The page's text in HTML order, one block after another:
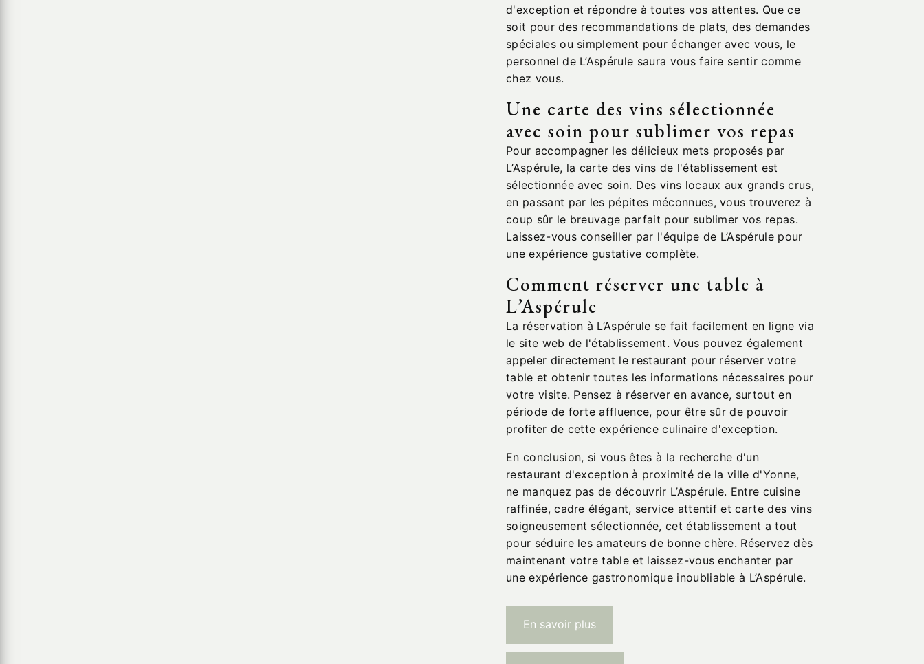
d'exception et répondre à toutes vos attentes. Que ce
soit pour des recommandations de plats, des demandes
spéciales ou simplement pour échanger avec vous, le
personnel de L’Aspérule saura vous faire sentir comme
chez vous.
Une carte des vins sélectionnée
avec soin pour sublimer vos repas
Pour accompagner les délicieux mets proposés par
L’Aspérule, la carte des vins de l'établissement est
sélectionnée avec soin. Des vins locaux aux grands crus,
en passant par les pépites méconnues, vous trouverez à
coup sûr le breuvage parfait pour sublimer vos repas.
Laissez-vous conseiller par l'équipe de L’Aspérule pour
une expérience gustative complète.
Comment réserver une table à
L’Aspérule
La réservation à L’Aspérule se fait facilement en ligne via
le site web de l'établissement. Vous pouvez également
appeler directement le restaurant pour réserver votre
table et obtenir toutes les informations nécessaires pour
votre visite. Pensez à réserver en avance, surtout en
période de forte affluence, pour être sûr de pouvoir
profiter de cette expérience culinaire d'exception.
En conclusion, si vous êtes à la recherche d'un
restaurant d'exception à proximité de la ville d'Yonne,
ne manquez pas de découvrir L’Aspérule. Entre cuisine
raffinée, cadre élégant, service attentif et carte des vins
soigneusement sélectionnée, cet établissement a tout
pour séduire les amateurs de bonne chère. Réservez dès
maintenant votre table et laissez-vous enchanter par
une expérience gastronomique inoubliable à L’Aspérule.
En savoir plus